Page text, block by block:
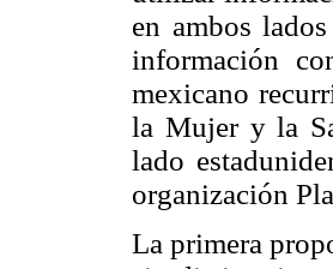
en ambos
información
mexicano
la Mujer y la
lado
organización
La primera